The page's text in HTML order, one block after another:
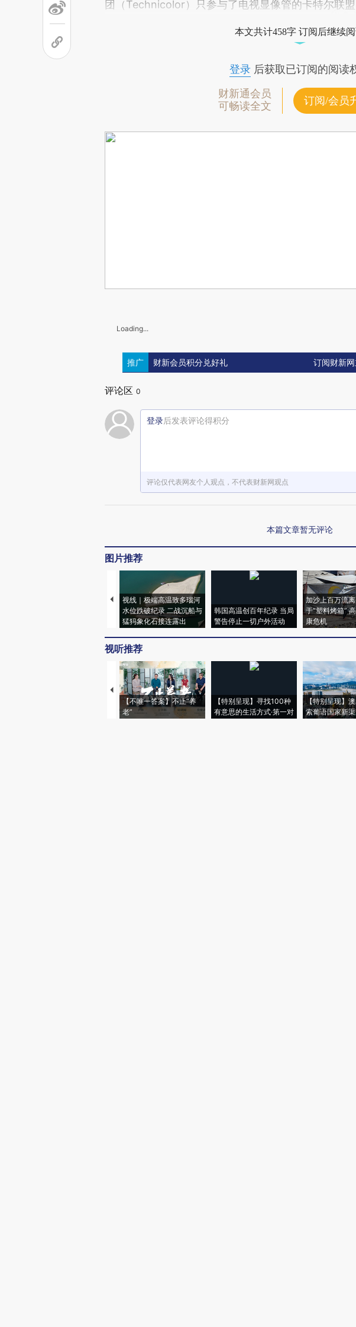
团（Technicolor）只参与了电视显像管的卡特尔联盟
本文共计458字 订阅后继续
登录后获取已订阅的阅读
财新通会员
可畅读全文
订阅/会员
Loading...
推广 财新会员积分兑好礼 订阅财新
评论区 0
登录后发表评论得积分
评论仅代表网友个人观点，不代表财新网观点
本篇文章暂无评论
图片推荐
视线｜极端高温致多瑙河
水位跌破纪录 二战沉船与
猛犸象化石接连露出
韩国高温创百年纪录 当局
警告停止一切户外活动
加沙上百万流
于“塑料烤箱”
康危机
视听推荐
【不唯一答案】不止“养
老”
【特别呈现】寻找100种
有意思的生活方式·第一对
【特别呈现】
索葡语国家新